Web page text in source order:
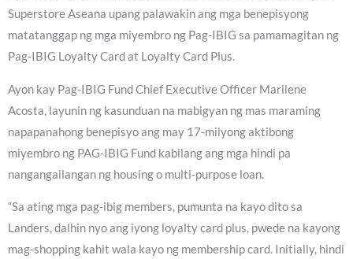
Superstore Aseana upang palawakin ang mga benepisyong
matatanggap ng mga miyembro ng Pag-IBIG sa pamamagitan ng
Pag-IBIG Loyalty Card at Loyalty Card Plus.
Ayon kay Pag-IBIG Fund Chief Executive Officer Marilene
Acosta, layunin ng kasunduan na mabigyan ng mas maraming
napapanahong benepisyo ang may 17-milyong aktibong
miyembro ng PAG-IBIG Fund kabilang ang mga hindi pa
nangangailangan ng housing o multi-purpose loan.
“Sa ating mga pag-ibig members, pumunta na kayo dito sa
Landers, dalhin nyo ang iyong loyalty card plus, pwede na kayong
mag-shopping kahit wala kayo ng membership card. Initially, hindi